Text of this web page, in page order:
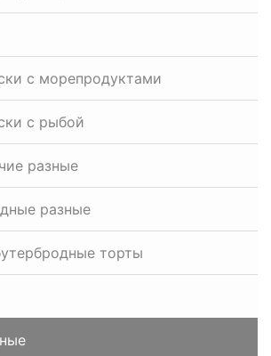
с морепродуктами
с рыбой
разные
разные
торты